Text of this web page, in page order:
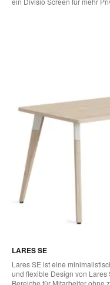
LARES SE
Lares SE ist eine
und flexible Design von Lares
Bereiche für Mitarbeiter ohne